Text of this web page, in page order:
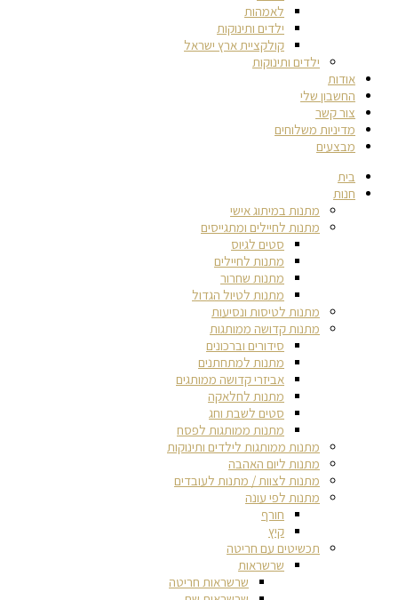
לאמהות
ילדים ותינוקות
קולקציית ארץ ישראל
ילדים ותינוקות
אודות
החשבון שלי
צור קשר
מדיניות משלוחים
מבצעים
בית
חנות
מתנות במיתוג אישי
מתנות לחיילים ומתגייסים
סטים לגיוס
מתנות לחיילים
מתנות שחרור
מתנות לטיול הגדול
מתנות לטיסות ונסיעות
מתנות קדושה ממותגות
סידורים וברכונים
מתנות למתחתנים
אביזרי קדושה ממותגים
מתנות לחלאקה
סטים לשבת וחג
מתנות ממותגות לפסח
מתנות ממותגות לילדים ותינוקות
מתנות ליום האהבה
מתנות לצוות / מתנות לעובדים
מתנות לפי עונה
חורף
קיץ
תכשיטים עם חריטה
שרשראות
שרשראות חריטה